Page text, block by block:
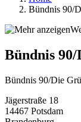
Fil
d'Ariane
Bündnis 90/
Bündnis
Bündnis 90/Die
Jägerstraße 18
14467 Potsdam